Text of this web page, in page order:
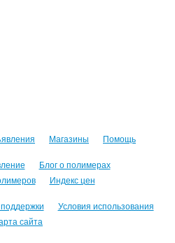
Магазины Помощь
Блог о полимерах
Индекс цен
Условия использования
сайта